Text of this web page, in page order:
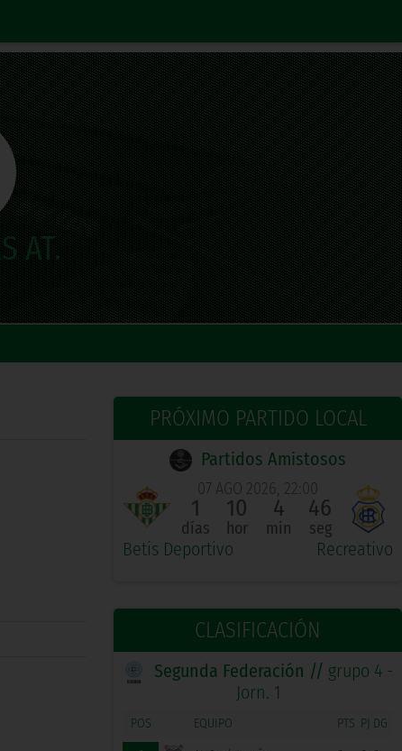
PRÓXIMO PARTIDO LOCAL
Partidos Amistosos
Betis Deportivo
07 AGO 2026, 22:00
1
días
10
hor
4
min
45
seg
Recreativo
CLASIFICACIÓN
Segunda Federación // grupo 4 -
Jorn. 1
POS EQUIPO PTS PJ DG